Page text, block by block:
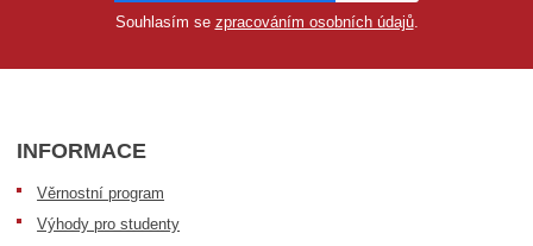
Souhlasím se zpracováním osobních údajů.
INFORMACE
Věrnostní program
Výhody pro studenty